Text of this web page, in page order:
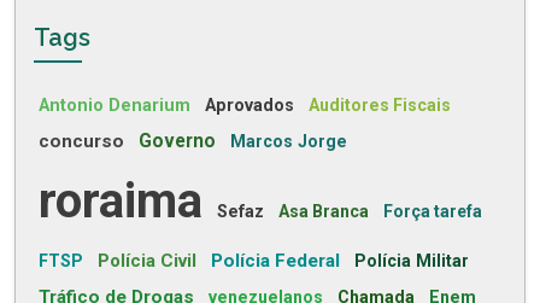
Tags
Antonio Denarium Aprovados Auditores Fiscais
concurso Governo Marcos Jorge
roraima Sefaz Asa Branca Força tarefa
FTSP Polícia Civil Polícia Federal Polícia Militar
Tráfico de Drogas venezuelanos Chamada Enem